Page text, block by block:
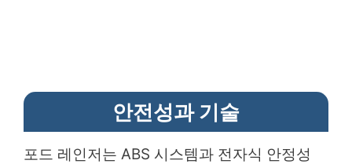
안전성과 기술
포드 레인저는 ABS 시스템과 전자식 안정성